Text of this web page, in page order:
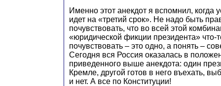
Именно этот анекдот я вспомнил, когда
идет на «третий срок». Не надо быть
почувствовать, что во всей этой
«юридической фикции президента» что-
почувствовать – это одно, а понять –
Сегодня вся Россия оказалась в
приведенного выше анекдота: один
Кремле, другой готов в него въехать,
и нет. А все по Конституции!